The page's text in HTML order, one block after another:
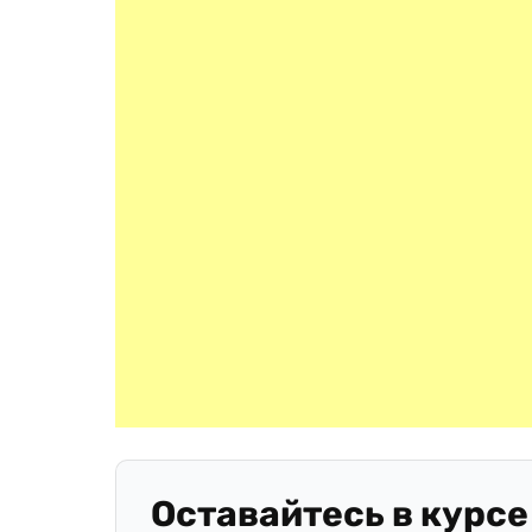
Оставайтесь в курсе